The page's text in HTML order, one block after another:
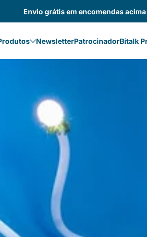
Envio grátis em encomendas
NewsletterPatrocinadorBitalk